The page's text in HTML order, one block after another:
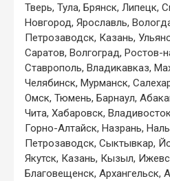
Тверь, Тула, Брянск, Липецк,
Новгород, Ярославль,
Петрозаводск, Казань,
Саратов, Волгоград, Ростов-
Ставрополь, Владикавказ,
Челябинск, Мурманск,
Омск, Тюмень, Барнаул,
Чита, Хабаровск,
Горно-Алтайск, Назрань,
Петрозаводск, Сыктывкар,
Якутск, Казань, Кызыл,
Благовещенск, Архангельск,